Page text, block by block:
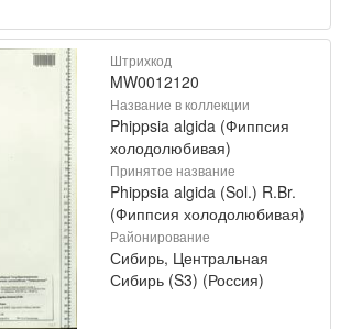
Штрихкод
MW0012120
Название в коллекции
Phippsia algida (Фиппсия
холодолюбивая)
Принятое название
Phippsia algida (Sol.) R.Br.
(Фиппсия холодолюбивая)
Районирование
Сибирь, Центральная
Сибирь (S3) (Россия)